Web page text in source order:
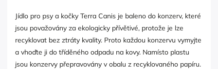
Jídlo pro psy a kočky Terra Canis je baleno do konzerv, které
jsou považovány za ekologicky přívětivé, protože je lze
recyklovat bez ztráty kvality. Proto každou konzervu vymyjte
a vhoďte ji do tříděného odpadu na kovy. Namísto plastu
jsou konzervy přepravovány v obalu z recyklovaného papíru.